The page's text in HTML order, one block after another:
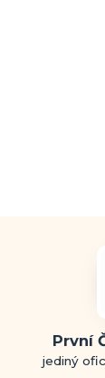
První
jediný